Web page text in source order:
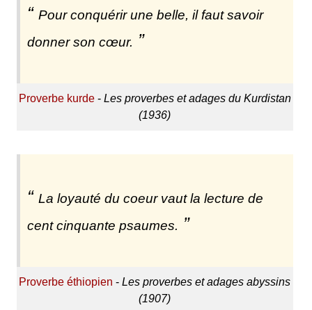
Pour conquérir une belle, il faut savoir
donner son cœur.
Proverbe kurde- Les proverbes et adages du Kurdistan
(1936)
La loyauté du coeur vaut la lecture de
cent cinquante psaumes.
Proverbe éthiopien -Les proverbes et adages abyssins
(1907)